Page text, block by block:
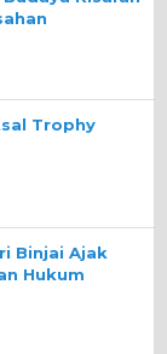
Trophy
Binjai Ajak
Hukum